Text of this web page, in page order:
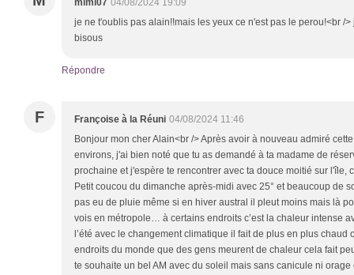
mimi07 04/08/2024 19:09
je ne t'oublis pas alain!!mais les yeux ce n'est pas le perou!<br /
bisous
Répondre
F Françoise à la Réuni 04/08/2024 11:46
Bonjour mon cher Alain<br /> Après avoir à nouveau admiré
environs, j'ai bien noté que tu as demandé à ta madame de
prochaine et j'espère te rencontrer avec ta douce moitié sur l'île,
Petit coucou du dimanche après-midi avec 25° et beaucoup de
pas eu de pluie même si en hiver austral il pleut moins mais là
vois en métropole… à certains endroits c’est la chaleur intense
l’été avec le changement climatique il fait de plus en plus chaud
endroits du monde que des gens meurent de chaleur cela fait
te souhaite un bel AM avec du soleil mais sans canicule ni orage